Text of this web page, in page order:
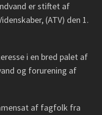
er stiftet af
(ATV) den 1.
i en bred palet af
og forurening af
af fagfolk fra